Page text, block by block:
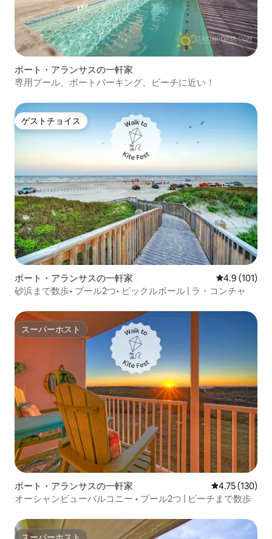
ポート・アランサスの一軒家
専用プール、ボートパーキング、ビーチに近い！
ゲストチョイス
ゲストチョイス
ポート・アランサスの一軒家 レビュー101
4.9 (101)
砂浜まで数歩• プール2つ• ピックルボール | ラ・コンチャ
スーパーホスト
スーパーホスト
ポート・アランサスの一軒家 レビュー130
4.75 (130)
オーシャンビューバルコニー • プール2つ | ビーチまで数歩